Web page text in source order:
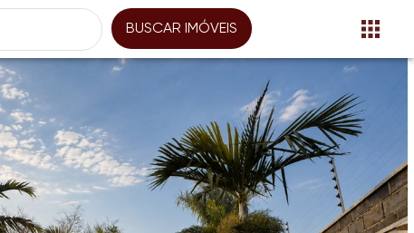
BUSCAR IMÓVEIS